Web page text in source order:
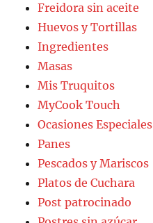
Freidora sin aceite
Huevos y Tortillas
Ingredientes
Masas
Mis Truquitos
MyCook Touch
Ocasiones Especiales
Panes
Pescados y Mariscos
Platos de Cuchara
Post patrocinado